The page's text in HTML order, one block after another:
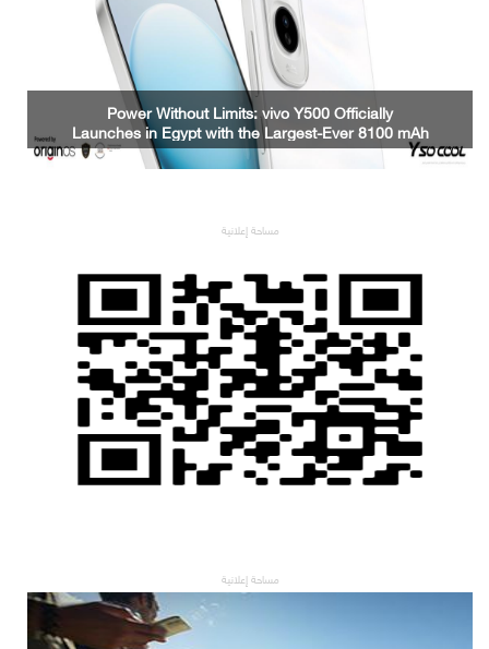
Sandisk Showcases NAND Innovation for the Era of
AI Inference at FMS 2026 Visit Sandisk in Booth
#607, Santa Clara Convention Center
مساحة إعلانية
مساحة إعلانية